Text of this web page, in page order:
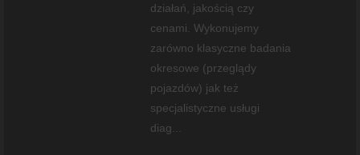
działań, jakością czy
cenami. Wykonujemy
zarówno klasyczne badania
okresowe (przeglądy
pojazdów) jak też
specjalistyczne usługi
diag...